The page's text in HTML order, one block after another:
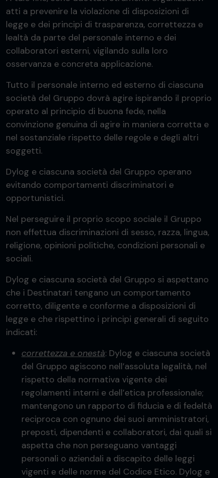
atti a prevenire la violazione di disposizioni di
legge e dei principi di trasparenza, correttezza e
lealtà da parte del personale interno e dei
collaboratori esterni, vigilando sulla loro
osservanza e concreta applicazione.
Tutto il personale interno ed esterno di ciascuna
società del Gruppo dovrà agire ispirando il proprio
operato al principio di buona fede, nella
convinzione genuina di agire in maniera corretta e
nel sostanziale rispetto delle regole e degli altri
soggetti.
Dylog e ciascuna società del Gruppo operano
evitando comportamenti discriminatori e
opportunistici.
Nel perseguire il proprio scopo sociale il Gruppo
non effettua discriminazioni di sesso, razza, lingua,
religione, opinioni politiche, condizioni personali e
sociali.
Dylog e ciascuna società del Gruppo si aspettano
che i Destinatari tengano un comportamento
corretto, diligente e conforme a disposizioni di
legge e che rispettino i principi generali di seguito
indicati:
correttezza e onestà: Dylog e ciascuna società
del Gruppo agiscono nell’assoluta legalità, nel
rispetto della normativa vigente dei
regolamenti interni e dell’etica professionale;
mantengono un rapporto di fiducia e di fedeltà
reciproca con ognuno dei suoi amministratori,
preposti, dipendenti e collaboratori, dai quali si
aspetta che non perseguano vantaggi
personali o aziendali a discapito delle leggi
vigenti e delle norme del Codice Etico. Dylog e